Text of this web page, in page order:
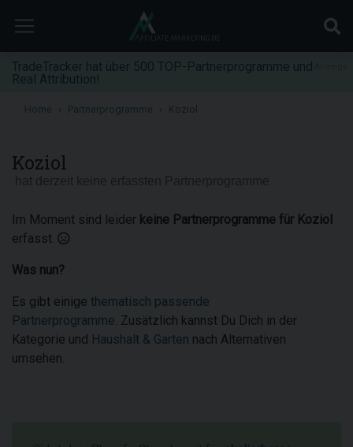
TradeTracker hat über 500 TOP-Partnerprogramme und
Real Attribution!
Home Partnerprogramme
Koziol
Im Moment sind leider keine Partnerprogramme für Koziol
erfasst.
Was nun?
Es gibt einige thematisch passende
Partnerprogramme. Zusätzlich kannst Du Dich in der
Kategorie und Haushalt & Garten nach Alternativen
umsehen.